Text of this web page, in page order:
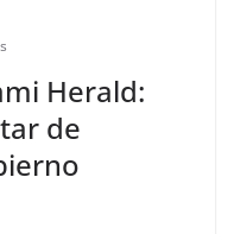
Herald:
de